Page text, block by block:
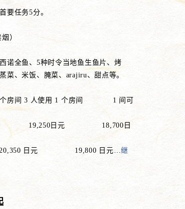
要任务5分。
）
诺全鱼、5种时令当地鱼生鱼片、烤
菜、米饭、腌菜、arajiru、甜点等。
3 人使用 1 个房间 1 间可
日元 19,250日元 18,700日
日元 19,800 日元…继